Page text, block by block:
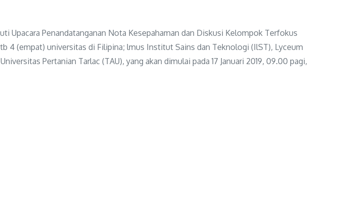
Upacara Penandatanganan Nota Kesepahaman dan Diskusi Kelompok Terfokus
4 (empat) universitas di Filipina; lmus Institut Sains dan Teknologi (IlST), Lyceum
Pertanian Tarlac (TAU), yang akan dimulai pada 17 Januari 2019, 09.00 pagi,